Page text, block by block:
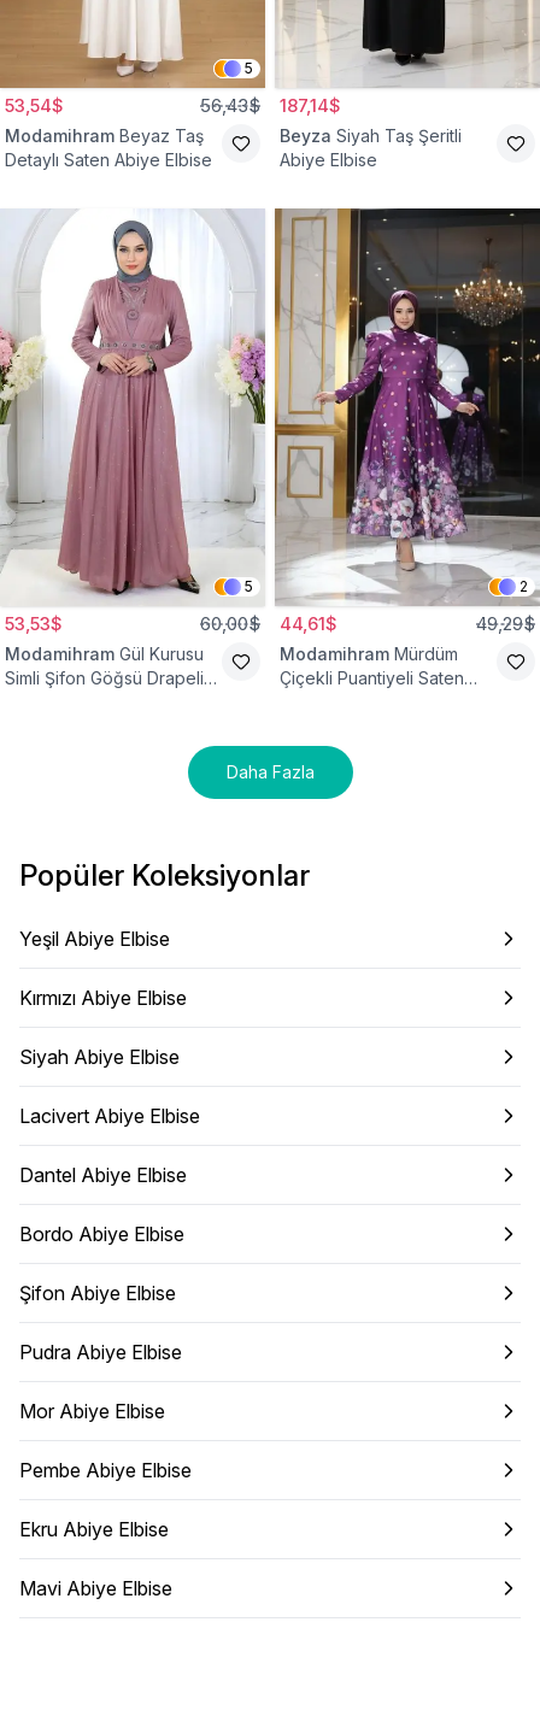
5
53,54$ 56,43$
Modamihram Beyaz Taş
Detaylı Saten Abiye Elbise
187,14$
Beyza Siyah Taş Şeritli
Abiye Elbise
5
53,53$ 60,00$
Modamihram Gül Kurusu
Simli Şifon Göğsü Drapeli
2
44,61$ 49,29$
Modamihram Mürdüm
Çiçekli Puantiyeli Saten
Daha Fazla
Popüler Koleksiyonlar
Yeşil Abiye Elbise
Kırmızı Abiye Elbise
Siyah Abiye Elbise
Lacivert Abiye Elbise
Dantel Abiye Elbise
Bordo Abiye Elbise
Şifon Abiye Elbise
Pudra Abiye Elbise
Mor Abiye Elbise
Pembe Abiye Elbise
Ekru Abiye Elbise
Mavi Abiye Elbise